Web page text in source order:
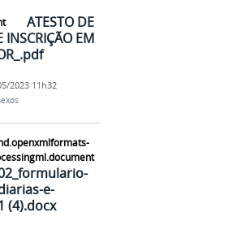
ATESTO DE
INSCRIÇÃO EM
2023 11h32
e-
(4).docx